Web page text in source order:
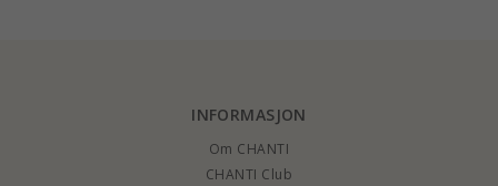
INFORMASJON
Om CHANTI
CHANTI Club